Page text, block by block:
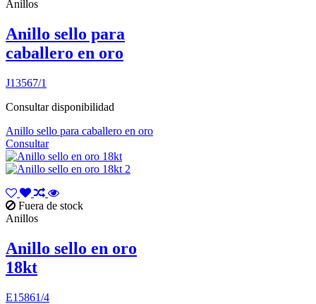
Anillos
Anillo sello para
caballero en oro
J13567/1
Consultar disponibilidad
Anillo sello para caballero en oro
Consultar
Fuera de stock
Anillos
Anillo sello en oro
18kt
E15861/4